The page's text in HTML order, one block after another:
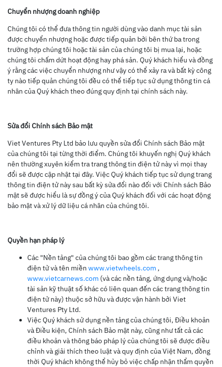
Chuyển nhượng doanh nghiệp
Chúng tôi có thể đưa thông tin người dùng vào danh mục tài sản
được chuyển nhượng hoặc được tiếp quản bởi bên thứ ba trong
trường hợp chúng tôi hoặc tài sản của chúng tôi bị mua lại, hoặc
chúng tôi chấm dứt hoạt động hay phá sản. Quý khách hiểu và đồng
ý rằng các việc chuyển nhượng như vậy có thể xảy ra và bất kỳ công
ty nào tiếp quản chúng tôi đều có thể tiếp tục sử dụng thông tin cá
nhân của Quý khách theo đúng quy định tại chính sách này.
Sửa đổi Chính sách Bảo mật
Viet Ventures Pty Ltd bảo lưu quyền sửa đổi Chính sách Bảo mật
của chúng tôi tại từng thời điểm. Chúng tôi khuyến nghị Quý khách
nên thường xuyên kiểm tra trang thông tin điện tử này vì mọi thay
đổi sẽ được cập nhật tại đây. Việc Quý khách tiếp tục sử dụng trang
thông tin điện tử này sau bất kỳ sửa đổi nào đối với Chính sách Bảo
mật sẽ được hiểu là sự đồng ý của Quý khách đối với các hoạt động
bảo mật và xử lý dữ liệu cá nhân của chúng tôi.
Quyền hạn pháp lý
Các "Nền tảng" của chúng tôi bao gồm các trang thông tin
điện tử và tên miền www.vietwheels.com ,
www.vietcarnews.com (và các nền tảng, ứng dụng và/hoặc
tài sản kỹ thuật số khác có liên quan đến các trang thông tin
điện tử này) thuộc sở hữu và được vận hành bởi Viet
Ventures Pty Ltd.
Việc Quý khách sử dụng nền tảng của chúng tôi, Điều khoản
và Điều kiện, Chính sách Bảo mật này, cũng như tất cả các
điều khoản và thông báo pháp lý của chúng tôi sẽ được điều
chỉnh và giải thích theo luật và quy định của Việt Nam, đồng
thời Quý khách không thể hủy bỏ việc chấp nhận thẩm quyền